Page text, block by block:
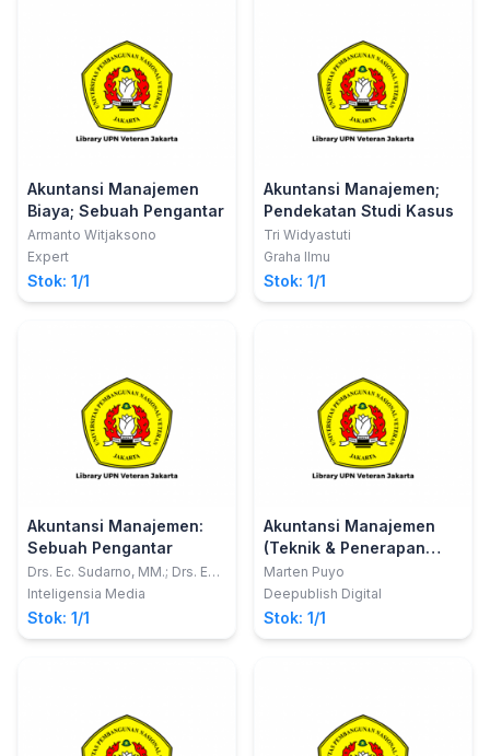
Akuntansi Manajemen
Biaya; Sebuah Pengantar
Armanto Witjaksono
Expert
Stok: 1/1
Akuntansi Manajemen;
Pendekatan Studi Kasus
Tri Widyastuti
Graha Ilmu
Stok: 1/1
Akuntansi Manajemen:
Sebuah Pengantar
Drs. Ec. Sudarno, MM.; Drs. Ec.
H. Ruslan Shomad, MM.; Erwin
Syahputra, SE., MM.
Inteligensia Media
Stok: 1/1
Akuntansi Manajemen
(Teknik & Penerapan
Strategi)
Marten Puyo
Deepublish Digital
Stok: 1/1